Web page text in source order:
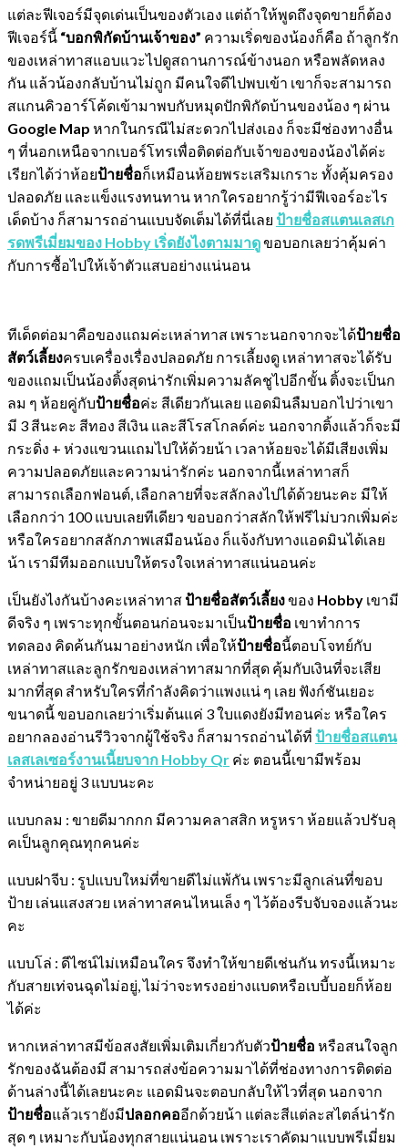
แต่ละฟีเจอร์มีจุดเด่นเป็นของตัวเอง แต่ถ้าให้พูดถึงจุดขายก็ต้อง
ฟีเจอร์นี้ “บอกพิกัดบ้านเจ้าของ” ความเริ่ดของน้องก็คือ ถ้าลูกรัก
ของเหล่าทาสแอบแวะไปดูสถานการณ์ข้างนอก หรือพลัดหลง
กัน แล้วน้องกลับบ้านไม่ถูก มีคนใจดีไปพบเข้า เขาก็จะสามารถ
สแกนคิวอาร์โค้ดเข้ามาพบกับหมุดปักพิกัดบ้านของน้อง ๆ ผ่าน
Google Map หากในกรณีไม่สะดวกไปส่งเอง ก็จะมีช่องทางอื่น
ๆ ที่นอกเหนือจากเบอร์โทรเพื่อติดต่อกับเจ้าของของน้องได้ค่ะ
เรียกได้ว่าห้อยป้ายชื่อก็เหมือนห้อยพระเสริมเกราะ ทั้งคุ้มครอง
ปลอดภัย และแข็งแรงทนทาน หากใครอยากรู้ว่ามีฟีเจอร์อะไร
เด็ดบ้าง ก็สามารถอ่านแบบจัดเต็มได้ที่นี่เลย ป้ายชื่อสแตนเลสเก
รดพรีเมี่ยมของ Hobby เริ่ดยังไงตามมาดูขอบอกเลยว่าคุ้มค่า
กับการซื้อไปให้เจ้าตัวแสบอย่างแน่นอน
ทีเด็ดต่อมาคือของแถมค่ะเหล่าทาส เพราะนอกจากจะได้ป้ายชื่อ
สัตว์เลี้ยงครบเครื่องเรื่องปลอดภัย การเลี้ยงดู เหล่าทาสจะได้รับ
ของแถมเป็นน้องติ้งสุดน่ารักเพิ่มความลัคชูไปอีกขั้น ติ้งจะเป็นก
ลม ๆ ห้อยคู่กับป้ายชื่อค่ะ สีเดียวกันเลย แอดมินลืมบอกไปว่าเขา
มี 3 สีนะคะ สีทอง สีเงิน และสีโรสโกลด์ค่ะ นอกจากติ้งแล้วก็จะมี
กระดิ่ง + ห่วงแขวนแถมไปให้ด้วยน้า เวลาห้อยจะได้มีเสียงเพิ่ม
ความปลอดภัยและความน่ารักค่ะ นอกจากนี้เหล่าทาสก็
สามารถเลือกฟอนต์, เลือกลายที่จะสลักลงไปได้ด้วยนะคะ มีให้
เลือกกว่า 100 แบบเลยทีเดียว ขอบอกว่าสลักให้ฟรีไม่บวกเพิ่มค่ะ
หรือใครอยากสลักภาพเสมือนน้อง ก็แจ้งกับทางแอดมินได้เลย
น้า เรามีทีมออกแบบให้ตรงใจเหล่าทาสแน่นอนค่ะ
เป็นยังไงกันบ้างคะเหล่าทาสป้ายชื่อสัตว์เลี้ยงของ Hobby เขามี
ดีจริง ๆ เพราะทุกขั้นตอนก่อนจะมาเป็นป้ายชื่อ เขาทำการ
ทดลอง คิดค้นกันมาอย่างหนัก เพื่อให้ป้ายชื่อนี้ตอบโจทย์กับ
เหล่าทาสและลูกรักของเหล่าทาสมากที่สุด คุ้มกับเงินที่จะเสีย
มากที่สุด สำหรับใครที่กำลังคิดว่าแพงแน่ ๆ เลย ฟังก์ชันเยอะ
ขนาดนี้ ขอบอกเลยว่าเริ่มต้นแค่ 3 ใบแดงยังมีทอนค่ะ หรือใคร
อยากลองอ่านรีวิวจากผู้ใช้จริง ก็สามารถอ่านได้ที่ ป้ายชื่อสแตน
เลสเลเซอร์งานเนี้ยบจาก Hobby Qr ค่ะ ตอนนี้เขามีพร้อม
จำหน่ายอยู่ 3 แบบนะคะ
แบบกลม : ขายดีมากกก มีความคลาสสิก หรูหรา ห้อยแล้วปรับลุ
คเป็นลูกคุณทุกคนค่ะ
แบบฝาจีบ : รูปแบบใหม่ที่ขายดีไม่แพ้กัน เพราะมีลูกเล่นที่ขอบ
ป้าย เล่นแสงสวย เหล่าทาสคนไหนเล็ง ๆ ไว้ต้องรีบจับจองแล้วนะ
คะ
แบบโล่ : ดีไซน์ไม่เหมือนใคร จึงทำให้ขายดีเช่นกัน ทรงนี้เหมาะ
กับสายเท่จนฉุดไม่อยู่, ไม่ว่าจะทรงอย่างแบดหรือเบบี้บอยก็ห้อย
ได้ค่ะ
หากเหล่าทาสมีข้อสงสัยเพิ่มเติมเกี่ยวกับตัวป้ายชื่อ หรือสนใจลูก
รักของฉันต้องมี สามารถส่งข้อความมาได้ที่ช่องทางการติดต่อ
ด้านล่างนี้ได้เลยนะคะ แอดมินจะตอบกลับให้ไวที่สุด นอกจาก
ป้ายชื่อแล้วเรายังมีปลอกคออีกด้วยน้า แต่ละสีแต่ละสไตล์น่ารัก
สุด ๆ เหมาะกับน้องทุกสายแน่นอน เพราะเราคัดมาแบบพรีเมี่ยม